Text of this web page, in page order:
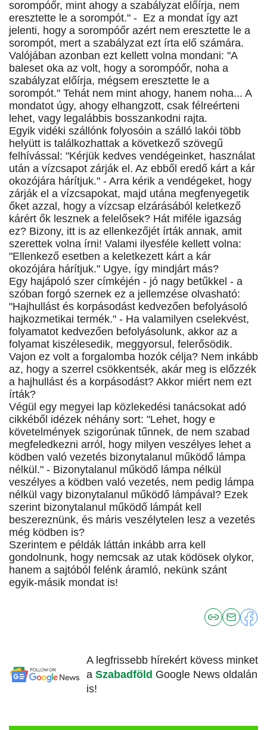
sorompóőr, mint ahogy a szabályzat előírja, nem
eresztette le a sorompót." - Ez a mondat így azt
jelenti, hogy a sorompóőr azért nem eresztette le a
sorompót, mert a szabályzat ezt írta elő számára.
Valójában azonban ezt kellett volna mondani: "A
baleset oka az volt, hogy a sorompóőr, noha a
szabályzat előírja, mégsem eresztette le a
sorompót." Tehát nem mint ahogy, hanem noha... A
mondatot úgy, ahogy elhangzott, csak félreérteni
lehet, vagy legalábbis bosszankodni rajta.
Egyik vidéki szállónk folyosóin a szálló lakói több
helyütt is találkozhattak a következő szövegű
felhívással: "Kérjük kedves vendégeinket, használat
után a vízcsapot zárják el. Az ebből eredő kárt a kár
okozójára hárítjuk." - Arra kérik a vendégeket, hogy
zárják el a vízcsapokat, majd utána megfenyegetik
őket azzal, hogy a vízcsap elzárásából keletkező
kárért ők lesznek a felelősek? Hát miféle igazság
ez? Bizony, itt is az ellenkezőjét írták annak, amit
szerettek volna írni! Valami ilyesféle kellett volna:
"Ellenkező esetben a keletkezett kárt a kár
okozójára hárítjuk." Ugye, így mindjárt más?
Egy hajápoló szer címkéjén - jó nagy betűkkel - a
szóban forgó szernek ez a jellemzése olvasható:
"Hajhullást és korpásodást kedvezően befolyásoló
hajkozmetikai termék." - Ha valamilyen cselekvést,
folyamatot kedvezően befolyásolunk, akkor az a
folyamat kiszélesedik, meggyorsul, felerősödik.
Vajon ez volt a forgalomba hozók célja? Nem inkább
az, hogy a szerrel csökkentsék, akár meg is előzzék
a hajhullást és a korpásodást? Akkor miért nem ezt
írták?
Végül egy megyei lap közlekedési tanácsokat adó
cikkéből idézek néhány sort: "Lehet, hogy e
követelmények szigorúnak tűnnek, de nem szabad
megfeledkezni arról, hogy milyen veszélyes lehet a
ködben való vezetés bizonytalanul működő lámpa
nélkül." - Bizonytalanul működő lámpa nélkül
veszélyes a ködben való vezetés, nem pedig lámpa
nélkül vagy bizonytalanul működő lámpával? Ezek
szerint bizonytalanul működő lámpát kell
beszereznünk, és máris veszélytelen lesz a vezetés
még ködben is?
Szerintem e példák láttán inkább arra kell
gondolnunk, hogy nemcsak az utak ködösek olykor,
hanem a sajtóból felénk áramló, nekünk szánt
egyik-másik mondat is!
A legfrissebb hírekért kövess minket
a Szabadföld Google News oldalán
is!